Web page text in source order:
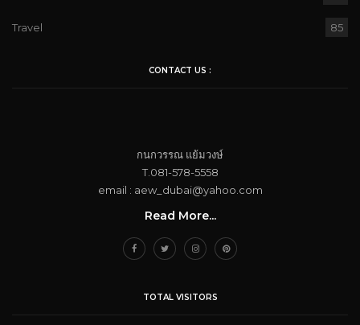
Travel 85
CONTACT US :
กนกวรรณ​ แย้ม​วงษ์
T.081-578-5558
email : aew_dubai@yahoo.com​
Read More...
TOTAL VISITORS